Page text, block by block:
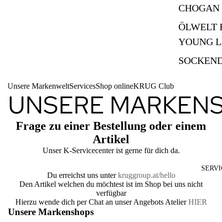
CHOGAN
ÖLWELT
YOUNG
Unsere MarkenweltServicesShop onlineKRUG Club
UNSERE
Frage zu einer Bestellung oder einem
Artikel
Unser K-Servicecenter ist gerne für dich da.
Du erreichst uns unterkruggroup.at/hello
Den Artikel welchen du möchtest ist im Shop bei uns nicht
verfügbar
Hierzu wende dich per Chat an unser Angebots AtelierHIER
Unsere Markenshops